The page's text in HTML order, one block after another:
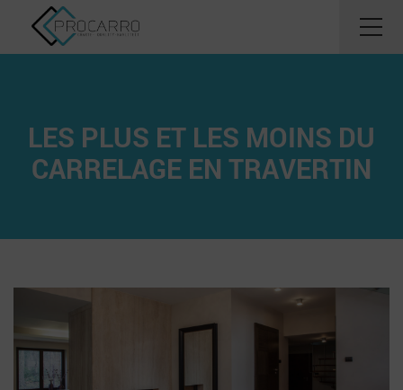
LES PLUS ET LES MOINS DU
CARRELAGE EN TRAVERTIN